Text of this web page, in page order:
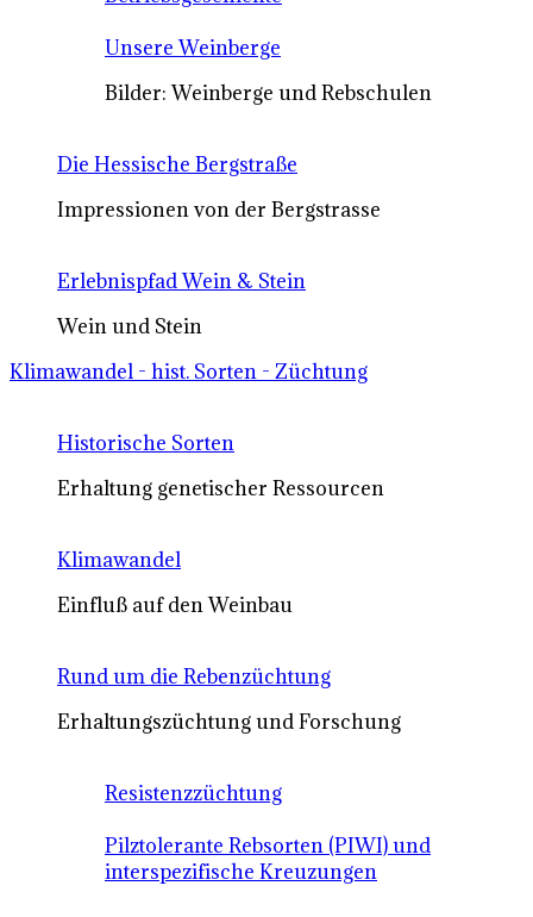
Unsere Weinberge
Bilder: Weinberge und Rebschulen
Die Hessische Bergstraße
Impressionen von der Bergstrasse
Erlebnispfad Wein & Stein
Wein und Stein
Klimawandel - hist. Sorten - Züchtung
Historische Sorten
Erhaltung genetischer Ressourcen
Klimawandel
Einfluß auf den Weinbau
Rund um die Rebenzüchtung
Erhaltungszüchtung und Forschung
Resistenzzüchtung
Pilztolerante Rebsorten (PIWI) und
interspezifische Kreuzungen